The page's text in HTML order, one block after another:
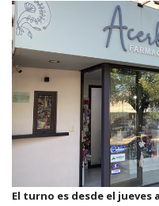
El turno es desde el jueves